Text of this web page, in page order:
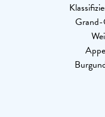
Grand-